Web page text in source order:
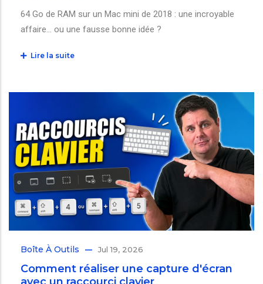
64 Go de RAM sur un Mac mini de 2018 : une incroyable
affaire… ou une fausse bonne idée ?
Lire la suite
Boîte À Outils Jul 19, 2026
Comment réaliser une capture d'écran